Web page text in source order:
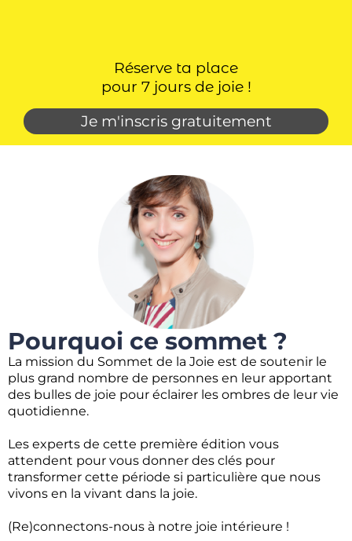
Réserve ta place
pour 7 jours de joie !
Je m'inscris gratuitement
Pourquoi ce sommet ?
La mission du Sommet de la Joie est de soutenir le
plus grand nombre de personnes en leur apportant
des bulles de joie pour éclairer les ombres de leur vie
quotidienne.
Les experts de cette première édition vous
attendent pour vous donner des clés pour
transformer cette période si particulière que nous
vivons en la vivant dans la joie.
(Re)connectons-nous à notre joie intérieure !